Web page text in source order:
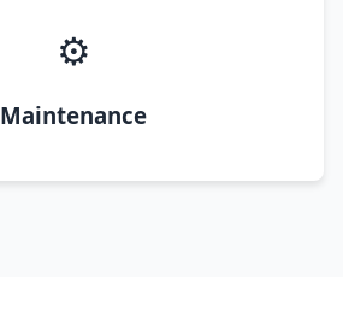
⚙️
Maintenance